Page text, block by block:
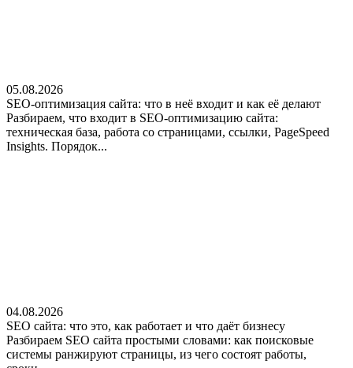
05.08.2026
SEO-оптимизация сайта: что в неё входит и как её делают
Разбираем, что входит в SEO-оптимизацию сайта:
техническая база, работа со страницами, ссылки, PageSpeed
Insights. Порядок...
04.08.2026
SEO сайта: что это, как работает и что даёт бизнесу
Разбираем SEO сайта простыми словами: как поисковые
системы ранжируют страницы, из чего состоят работы,